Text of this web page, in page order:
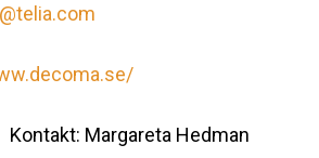
Kontakt: Margareta Hedman